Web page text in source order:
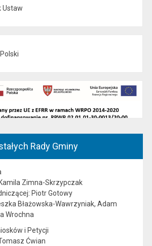
Ustaw
Rady Gminy
Zimna-Skrzypczak
Piotr Gotowy
Błażowska-Wawrzyniak, Adam
Wrochna
i Petycji
Ćwian